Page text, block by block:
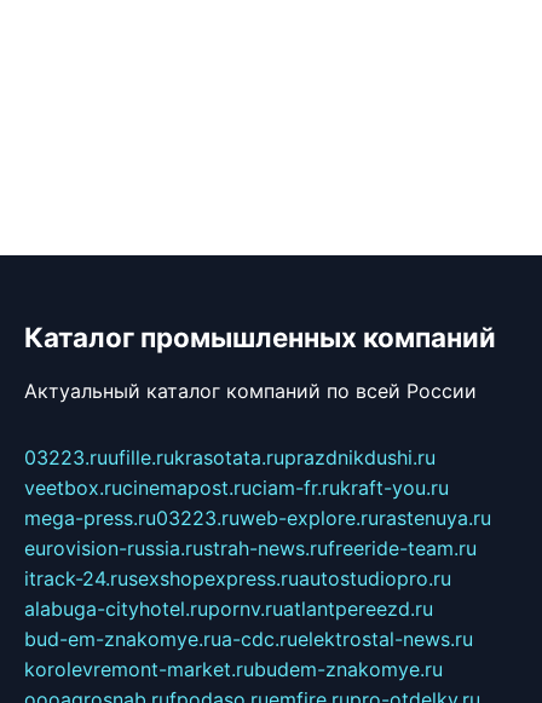
Каталог промышленных компаний
Актуальный каталог компаний по всей России
03223.ruufille.rukrasotata.ruprazdnikdushi.ru
veetbox.rucinemapost.ruciam-fr.rukraft-you.ru
mega-press.ru03223.ruweb-explore.rurastenuya.ru
eurovision-russia.rustrah-news.rufreeride-team.ru
itrack-24.rusexshopexpress.ruautostudiopro.ru
alabuga-cityhotel.rupornv.ruatlantpereezd.ru
bud-em-znakomye.rua-cdc.ruelektrostal-news.ru
korolevremont-market.rubudem-znakomye.ru